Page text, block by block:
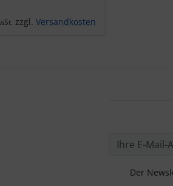
zzgl. Versandkosten
Der